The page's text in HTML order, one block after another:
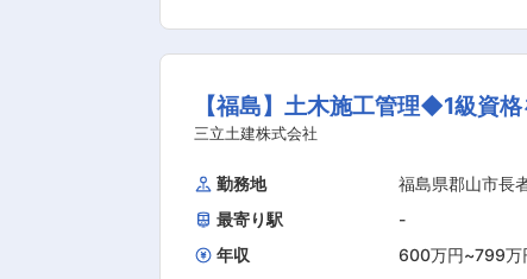
の90％を官公庁からの発注による公共工事が占めています。 2）働きやすい環境 土日
給休暇を20日付与（取得平均16日）
す。 3）働きながらキャリアアップ 従業員のスキルアップに積極的に取り組んでいます。 会社の指定する資格（土木施工管理技士など）を取
【福島】土木施工管理◆1級資
三立土建株式会社
勤務地
福島県郡山市長
最寄り駅
-
年収
600万円~799万